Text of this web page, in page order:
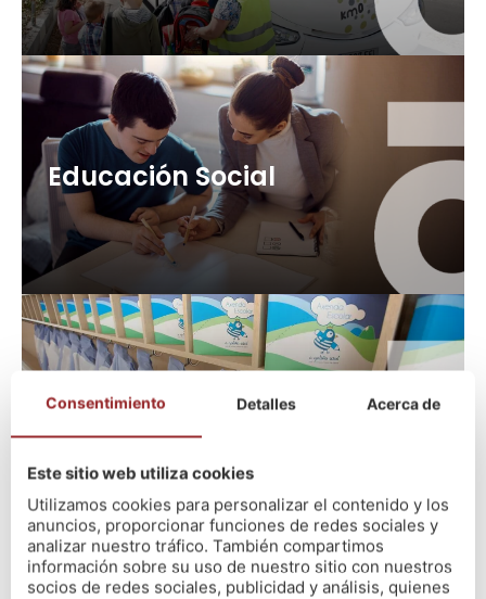
+ info
126 plazas (OEP 2025 + 2026)
+ info
Educación Social
Técnico E. Infantil: Gallinas
Azules
Consentimiento Detalles Acerca de
Este sitio web utiliza cookies
Utilizamos cookies para personalizar el contenido y los
anuncios, proporcionar funciones de redes sociales y
analizar nuestro tráfico. También compartimos
información sobre su uso de nuestro sitio con nuestros
socios de redes sociales, publicidad y análisis, quienes